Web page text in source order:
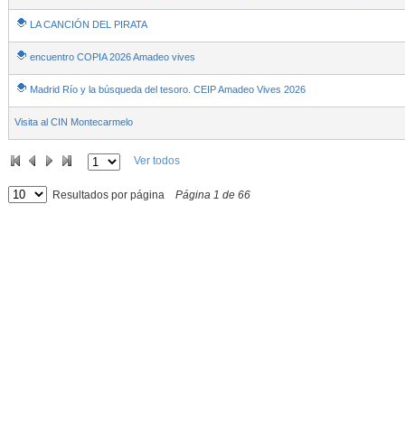
LA CANCIÓN DEL PIRATA
encuentro COPIA 2026 Amadeo vives
Madrid Río y la búsqueda del tesoro. CEIP Amadeo Vives 2026
Visita al CIN Montecarmelo
Ver todos
Resultados por página Página 1 de 66